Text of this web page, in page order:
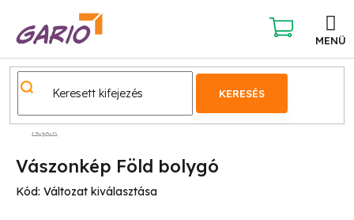
KERESÉS
KOSÁR
Képek
Vászonkép Föld bolygó
Kód: Változat kiválasztása